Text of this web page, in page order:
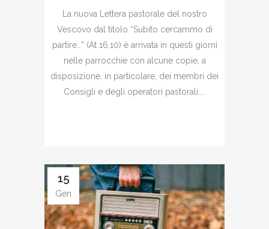
La nuova Lettera pastorale del nostro
Vescovo dal titolo “Subito cercammo di
partire…” (At 16,10) è arrivata in questi giorni
nelle parrocchie con alcune copie, a
disposizione, in particolare, dei membri dei
Consigli e degli operatori pastorali....
15
Gen